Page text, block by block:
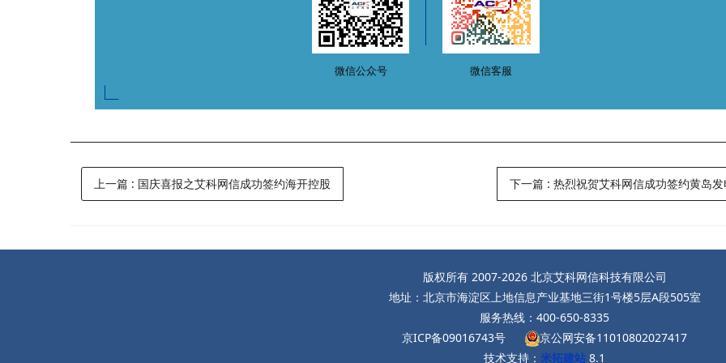
微信公众号 微信客服
上一篇 : 国庆喜报之艾科网信成功签约海开控股 下一篇 :热烈祝贺艾科网信成功签约黄岛
版权所有 2007-2026 北京艾科网信科技有限公司
地址：北京市海淀区上地信息产业基地三街1号楼5层A段505室
服务热线：400-650-8335
京ICP备09016743号
京公网安备11010802027417
技术支持： 米拓建站 8.1